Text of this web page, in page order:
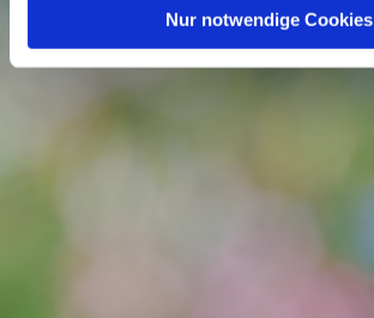
Nur notwendige Cookies